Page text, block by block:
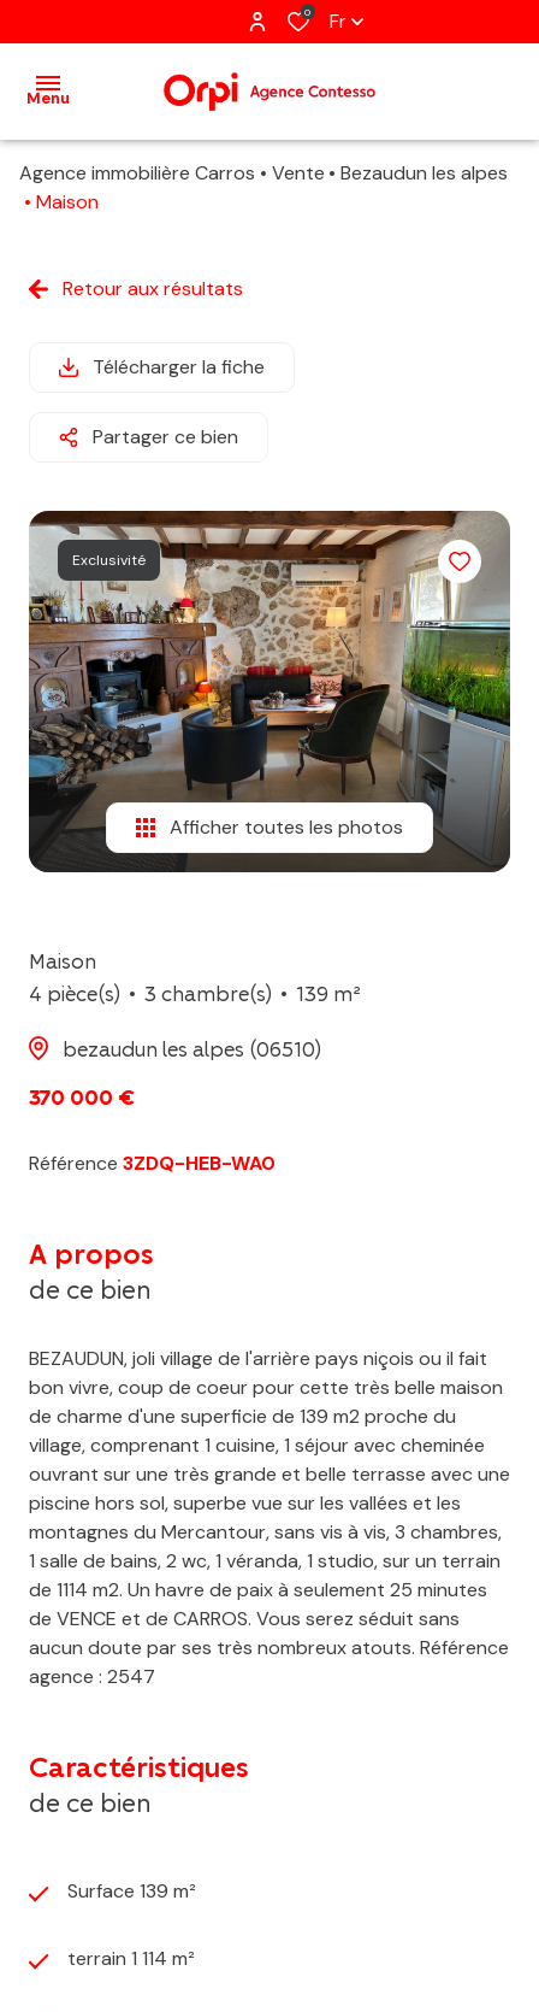
0 Fr
Menu
accueil
louer
gestion
l'équipe
contact
Agence immobilière Carros Vente
Bezaudun les alpes
Maison
Retour aux résultats
Télécharger la fiche
Partager ce bien
Exclusivité
Afficher toutes les photos
Maison
4 pièce(s)
3 chambre(s) 139 m²
bezaudun les alpes (06510)
370 000 €
Référence 3ZDQ-HEB-WA0
A propos
de ce bien
BEZAUDUN, joli village de l'arrière pays niçois ou il fait
bon vivre, coup de coeur pour cette très belle maison
de charme d'une superficie de 139 m2 proche du
village, comprenant 1 cuisine, 1 séjour avec cheminée
ouvrant sur une très grande et belle terrasse avec une
piscine hors sol, superbe vue sur les vallées et les
montagnes du Mercantour, sans vis à vis, 3 chambres,
1 salle de bains, 2 wc, 1 véranda, 1 studio, sur un terrain
de 1114 m2. Un havre de paix à seulement 25 minutes
de VENCE et de CARROS. Vous serez séduit sans
aucun doute par ses très nombreux atouts. Référence
agence : 2547
Caractéristiques
de ce bien
Surface 139 m²
terrain 1 114 m²